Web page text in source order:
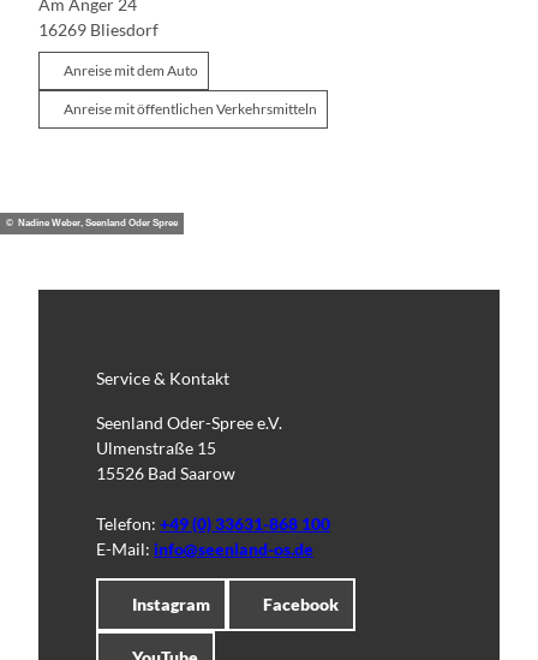
Am Anger 24
16269 Bliesdorf
Anreise mit dem Auto
Anreise mit öffentlichen Verkehrsmitteln
© Nadine Weber, Seenland Oder Spree
Service & Kontakt
Seenland Oder-Spree e.V.
Ulmenstraße 15
15526 Bad Saarow
Telefon: +49 (0) 33631-868 100
E-Mail: info@seenland-os.de
Instagram Facebook